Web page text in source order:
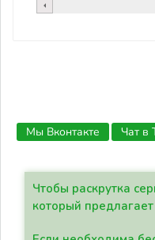
Мы Вконтакте Чат в
Чтобы раскрутка
который